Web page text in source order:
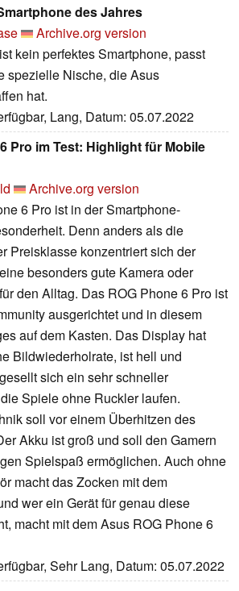
des Jahres
Archive.org version
kein perfektes Smartphone, passt
spezielle Nische, die Asus
hat.
Lang, Datum: 05.07.2022
Pro im Test: Highlight für Mobile
Archive.org version
6 Pro ist in der Smartphone-
Denn anders als die
Preisklasse konzentriert sich der
besonders gute Kamera oder
den Alltag. Das ROG Phone 6 Pro ist
ausgerichtet und in diesem
auf dem Kasten. Das Display hat
Bildwiederholrate, ist hell und
sich ein sehr schneller
Spiele ohne Ruckler laufen.
soll vor einem Überhitzen des
Akku ist groß und soll den Gamern
Spielspaß ermöglichen. Auch ohne
macht das Zocken mit dem
wer ein Gerät für genau diese
macht mit dem Asus ROG Phone 6
Sehr Lang, Datum: 05.07.2022